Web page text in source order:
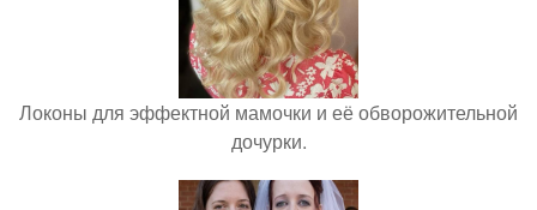
Локоны для эффектной мамочки и её обворожительной
дочурки.